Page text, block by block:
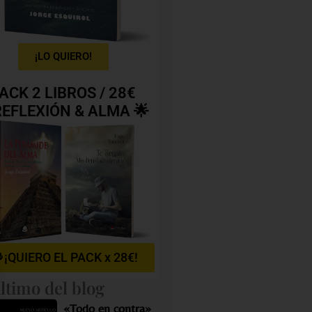
¡LO QUIERO!
2 LIBROS / 28€
& ALMA 🌟
¡QUIERO EL PACK x 28€!
del blog
«Todo en contra»